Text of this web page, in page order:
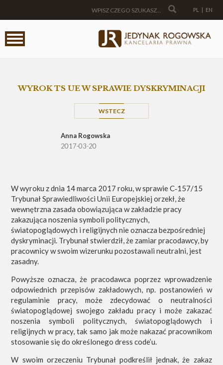
PL | EN
WYROK TS UE W SPRAWIE DYSKRYMINACJI
WSTECZ
Anna Rogowska
2017-03-20
W wyroku z dnia 14 marca 2017 roku, w sprawie C‑157/15
Trybunał Sprawiedliwości Unii Europejskiej orzekł, że
wewnętrzna zasada obowiązująca w zakładzie pracy
zakazująca noszenia symboli politycznych,
światopoglądowych i religijnych nie oznacza bezpośredniej
dyskryminacji. Trybunał stwierdził, że zamiar pracodawcy, by
pracownicy w swoim wizerunku pozostawali neutralni, jest
zasadny.
Powyższe oznacza, że pracodawca poprzez wprowadzenie
odpowiednich przepisów zakładowych, np. postanowień w
regulaminie pracy, może zdecydować o neutralności
światopoglądowej swojego zakładu pracy i może zakazać
noszenia symboli politycznych, światopoglądowych i
religijnych w pracy, tak samo jak może nakazać pracownikom
stosowanie się do określonego dress code’u.
W swoim orzeczeniu Trybunał podkreślił jednak, że zakaz